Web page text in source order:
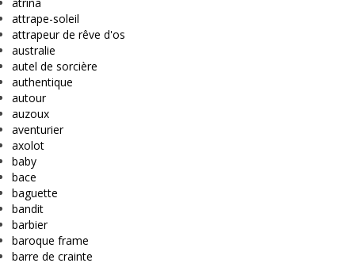
attrape-soleil
attrapeur de rêve d'os
australie
autel de sorcière
authentique
autour
auzoux
aventurier
axolot
baby
bace
baguette
bandit
barbier
baroque frame
barre de crainte